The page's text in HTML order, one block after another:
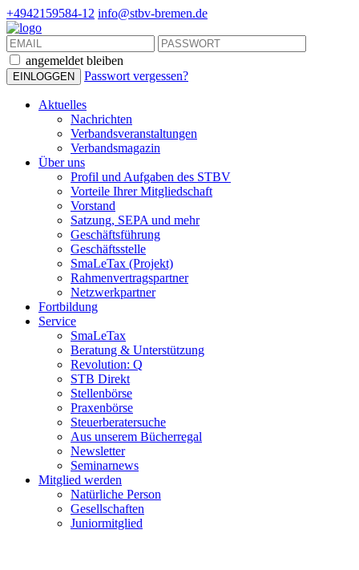
+4942159584-12 info@stbv-bremen.de
angemeldet bleiben
Passwort vergessen?
Aktuelles
Nachrichten
Verbandsveranstaltungen
Verbandsmagazin
Über uns
Profil und Aufgaben des STBV
Vorteile Ihrer Mitgliedschaft
Vorstand
Satzung, SEPA und mehr
Geschäftsführung
Geschäftsstelle
SmaLeTax (Projekt)
Rahmenvertragspartner
Netzwerkpartner
Fortbildung
Service
SmaLeTax
Beratung & Unterstützung
Revolution: Q
STB Direkt
Stellenbörse
Praxenbörse
Steuerberatersuche
Aus unserem Bücherregal
Newsletter
Seminarnews
Mitglied werden
Natürliche Person
Gesellschaften
Juniormitglied